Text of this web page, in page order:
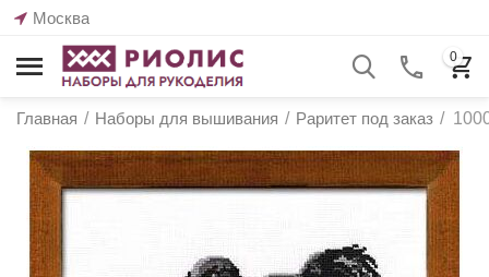
Москва
0
Главная / Наборы для вышивания / Раритет под заказ /